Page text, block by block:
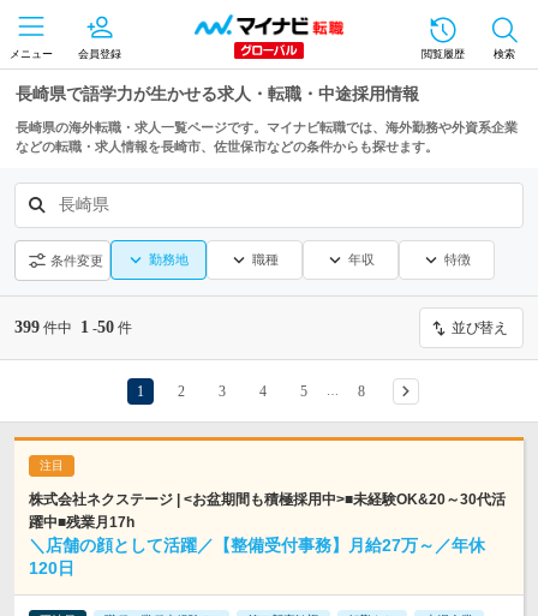
メニュー 会員登録 閲覧履歴 検索
長崎県で語学力が生かせる求人・転職・中途採用情報
長崎県の海外転職・求人一覧ページです。マイナビ転職では、海外勤務や外資系企業
などの転職・求人情報を長崎市、佐世保市などの条件からも探せます。
長崎県
条件変更 勤務地 職種 年収 特徴
399 件中 1 -50 件 並び替え
1 2 3 4 5 8
株式会社ネクステージ | <お盆期間も積極採用中>■未経験OK&20～30代活
躍中■残業月17h
＼店舗の顔として活躍／【整備受付事務】月給27万～／年休
120日